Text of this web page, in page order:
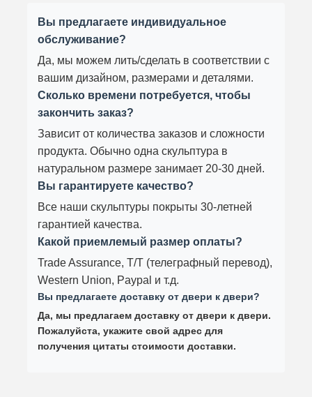
Вы предлагаете индивидуальное
обслуживание?
Да, мы можем лить/сделать в соответствии с
вашим дизайном, размерами и деталями.
Сколько времени потребуется, чтобы
закончить заказ?
Зависит от количества заказов и сложности
продукта. Обычно одна скульптура в
натуральном размере занимает 20-30 дней.
Вы гарантируете качество?
Все наши скульптуры покрыты 30-летней
гарантией качества.
Какой приемлемый размер оплаты?
Trade Assurance, T/T (телеграфный перевод),
Western Union, Paypal и т.д.
Вы предлагаете доставку от двери к двери?
Да, мы предлагаем доставку от двери к двери.
Пожалуйста, укажите свой адрес для
получения цитаты стоимости доставки.